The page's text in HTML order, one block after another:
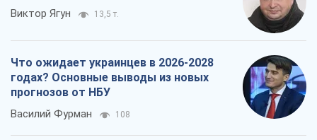
Виктор Ягун 13,5 т.
Что ожидает украинцев в 2026-2028
годах? Основные выводы из новых
прогнозов от НБУ
Василий Фурман 108